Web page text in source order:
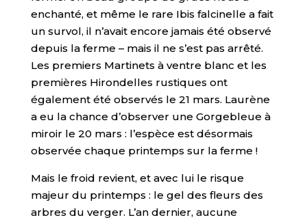
enchanté, et même le rare Ibis falcinelle a fait
un survol, il n’avait encore jamais été observé
depuis la ferme – mais il ne s’est pas arrêté.
Les premiers Martinets à ventre blanc et les
premières Hirondelles rustiques ont
également été observés le 21 mars. Laurène
a eu la chance d’observer une Gorgebleue à
miroir le 20 mars : l’espèce est désormais
observée chaque printemps sur la ferme !
Mais le froid revient, et avec lui le risque
majeur du printemps : le gel des fleurs des
arbres du verger. L’an dernier, aucune